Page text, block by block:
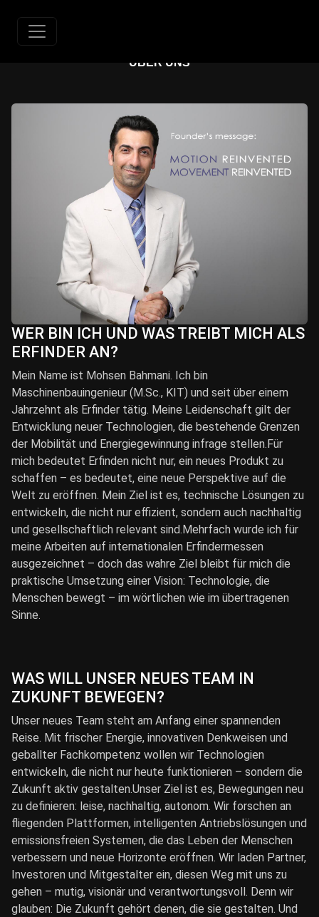
ÜBER UNS
WER BIN ICH UND WAS TREIBT MICH ALS
ERFINDER AN?
Mein Name ist Mohsen Bahmani. Ich bin
Maschinenbauingenieur (M.Sc., KIT) und seit über einem
Jahrzehnt als Erfinder tätig. Meine Leidenschaft gilt der
Entwicklung neuer Technologien, die bestehende Grenzen
der Mobilität und Energiegewinnung infrage stellen.Für
mich bedeutet Erfinden nicht nur, ein neues Produkt zu
schaffen – es bedeutet, eine neue Perspektive auf die
Welt zu eröffnen. Mein Ziel ist es, technische Lösungen zu
entwickeln, die nicht nur effizient, sondern auch nachhaltig
und gesellschaftlich relevant sind.Mehrfach wurde ich für
meine Arbeiten auf internationalen Erfindermessen
ausgezeichnet – doch das wahre Ziel bleibt für mich die
praktische Umsetzung einer Vision: Technologie, die
Menschen bewegt – im wörtlichen wie im übertragenen
Sinne.
WAS WILL UNSER NEUES TEAM IN
ZUKUNFT BEWEGEN?
Unser neues Team steht am Anfang einer spannenden
Reise. Mit frischer Energie, innovativen Denkweisen und
geballter Fachkompetenz wollen wir Technologien
entwickeln, die nicht nur heute funktionieren – sondern die
Zukunft aktiv gestalten.Unser Ziel ist es, Bewegungen neu
zu definieren: leise, nachhaltig, autonom. Wir forschen an
fliegenden Plattformen, intelligenten Antriebslösungen und
emissionsfreien Systemen, die das Leben der Menschen
verbessern und neue Horizonte eröffnen. Wir laden Partner,
Investoren und Mitgestalter ein, diesen Weg mit uns zu
gehen – mutig, visionär und verantwortungsvoll. Denn wir
glauben: Die Zukunft gehört denen, die sie gestalten. Und